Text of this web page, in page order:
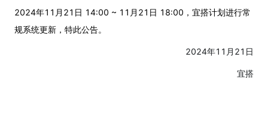
2024年11月21日 14:00 ~ 11月21日 18:00，宜搭计划进行常
规系统更新，特此公告。
2024年11月21日
宜搭